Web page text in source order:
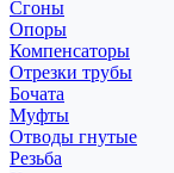
Сгоны
Опоры
Компенсаторы
Отрезки трубы
Бочата
Муфты
Отводы гнутые
Резьба